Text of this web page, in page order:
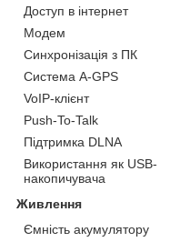
Доступ в інтернет
Модем
Синхронізація з ПК
Система A-GPS
VoIP-клієнт
Push-To-Talk
Підтримка DLNA
Використання як USB-
накопичувача
Живлення
Ємність акумулятору